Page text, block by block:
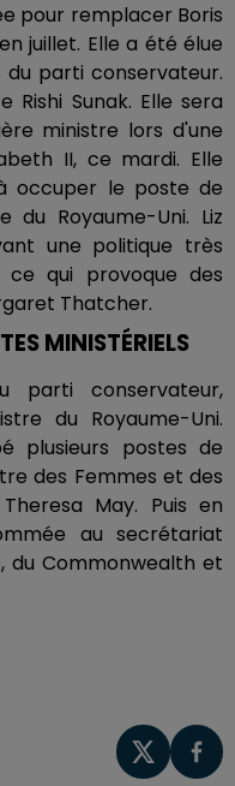
pour remplacer Boris
juillet. Elle a été élue
du parti conservateur.
Sunak. Elle sera
ministre lors d'une
II, ce mardi. Elle
occuper le poste de
du Royaume-Uni. Liz
une politique très
qui provoque des
Thatcher.
MINISTÉRIELS
conservateur,
du Royaume-Uni.
plusieurs postes de
des Femmes et des
May. Puis en
au secrétariat
du Commonwealth et